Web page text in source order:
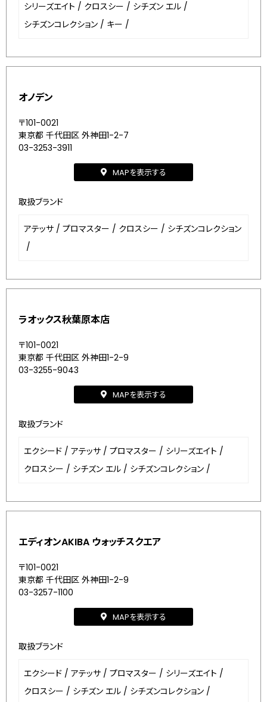
シリーズエイト / クロスシー / シチズン エル /
シチズンコレクション / キー /
オノデン
〒101-0021
東京都 千代田区 外神田1-2-7
03-3253-3911
MAPを表示する
取扱ブランド
アテッサ / プロマスター / クロスシー / シチズンコレクション
/
ラオックス秋葉原本店
〒101-0021
東京都 千代田区 外神田1-2-9
03-3255-9043
MAPを表示する
取扱ブランド
エクシード / アテッサ / プロマスター / シリーズエイト /
クロスシー / シチズン エル / シチズンコレクション /
エディオンAKIBA ウォッチスクエア
〒101-0021
東京都 千代田区 外神田1-2-9
03-3257-1100
MAPを表示する
取扱ブランド
エクシード / アテッサ / プロマスター / シリーズエイト /
クロスシー / シチズン エル / シチズンコレクション /